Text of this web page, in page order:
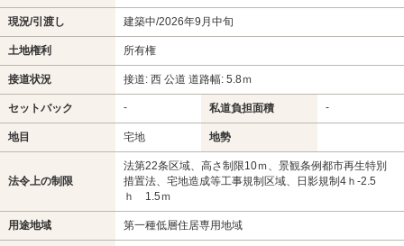
現況/引渡し 建築中/2026年9月中旬
土地権利 所有権
接道状況 接道: 西 公道 道路幅: 5.8ｍ
セットバック - 私道負担面積 -
地目 宅地 地勢
法令上の制限
法第22条区域、高さ制限10ｍ、景観条例都市再生特別
措置法、宅地造成等工事規制区域、日影規制4ｈ-2.5
ｈ 1.5ｍ
用途地域 第一種低層住居専用地域